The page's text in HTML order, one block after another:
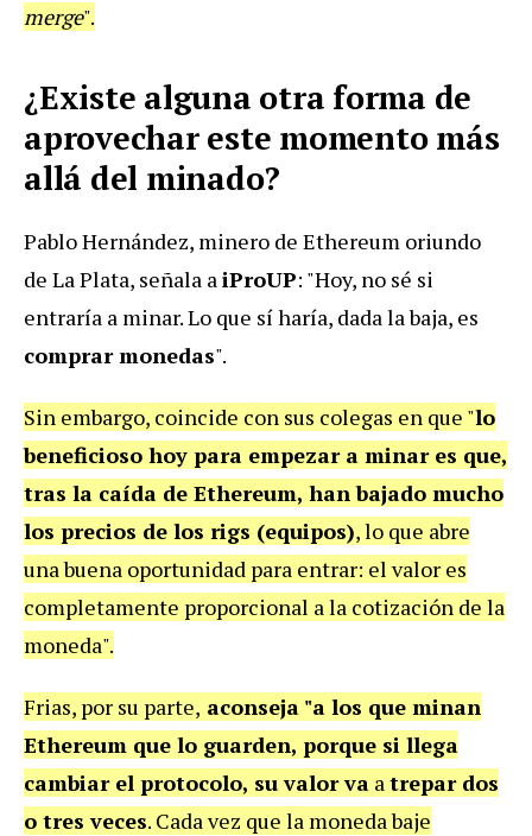
merge".
¿Existe alguna otra forma de
aprovechar este momento más
allá del minado?
Pablo Hernández, minero de Ethereum oriundo
de La Plata, señala a iProUP: "Hoy, no sé si
entraría a minar. Lo que sí haría, dada la baja, es
comprar monedas".
Sin embargo, coincide con sus colegas en que "lo
beneficioso hoy para empezar a minar es que,
tras la caída de Ethereum, han bajado mucho
los precios de los rigs (equipos), lo que abre
una buena oportunidad para entrar: el valor es
completamente proporcional a la cotización de la
moneda".
Frias, por su parte, aconseja "a los que minan
Ethereum que lo guarden, porque si llega
cambiar el protocolo, su valor va a trepar dos
o tres veces. Cada vez que la moneda baje